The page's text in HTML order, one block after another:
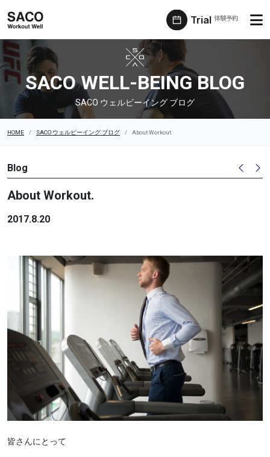
Trial 体験予約
SACO ウェルビーイング ブログ
SACO WELL-BEING BLOG
SACO ウェルビーイング ブログ
HOME SACO ウェルビーイング ブログ About Workout.
Blog
About Workout.
2017.8.20
皆さんにとって